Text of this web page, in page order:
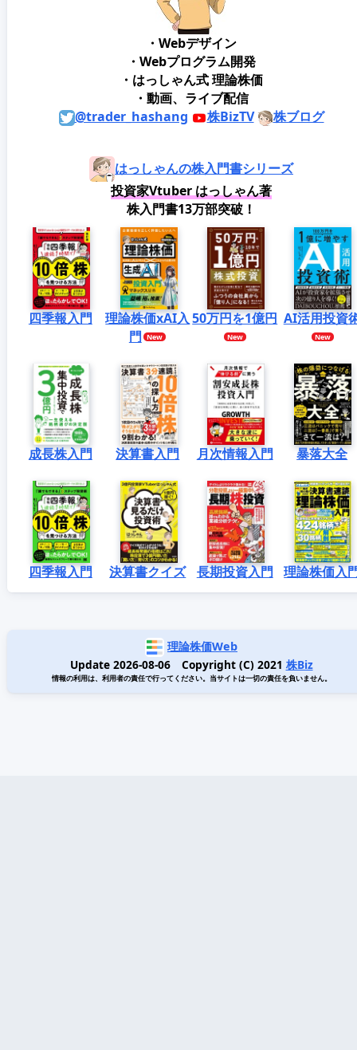
・Webデザイン
・Webプログラム開発
・はっしゃん式 理論株価
・動画、ライブ配信
@trader_hashang
株BizTV 株ブログ
はっしゃんの株入門書シリーズ
投資家Vtuber はっしゃん著
株入門書13万部突破！
四季報入門
理論株価xAI入
門
50万円を1億円 AI活用投資
成長株入門 決算書入門 月次情報入門 暴落大全
四季報入門 決算書クイズ 長期投資入門 理論株価入
理論株価Web
Update 2026-08-06 Copyright (C) 2021 株Biz
情報の利用は、利用者の責任で行ってください。当サイトは一切の責任を負いません。